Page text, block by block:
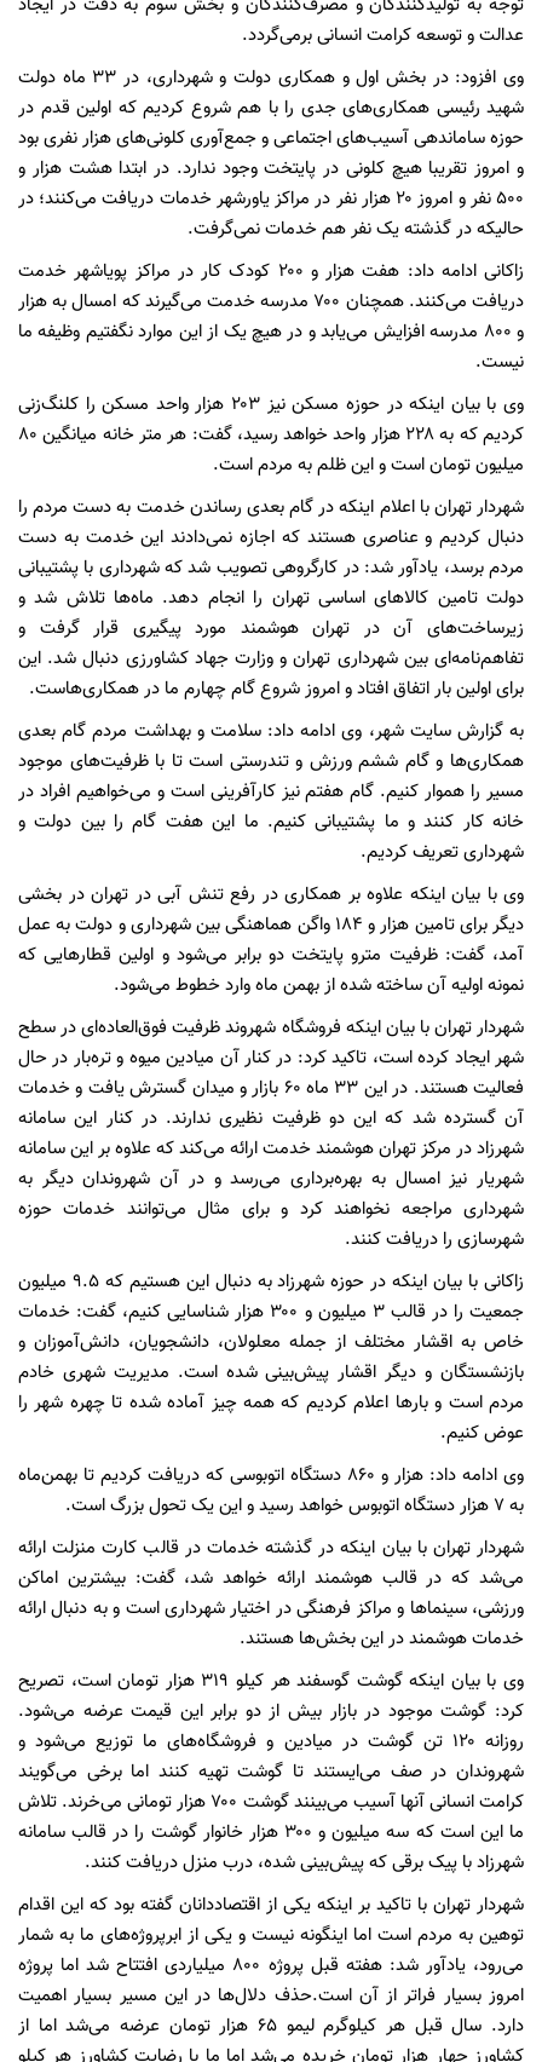
توجه به تولیدکنندگان و مصرف‌کنندگان و بخش سوم به دقت در ایجاد
عدالت و توسعه کرامت انسانی برمی‌گردد.
وی افزود: در بخش اول و همکاری دولت و شهرداری، در ۳۳ ماه دولت
شهید رئیسی همکاری‌های جدی را با هم شروع کردیم که اولین قدم در
حوزه ساماندهی آسیب‌های اجتماعی و جمع‌آوری کلونی‌های هزار نفری بود
و امروز تقریبا هیچ کلونی در پایتخت وجود ندارد. در ابتدا هشت هزار و
۵۰۰ نفر و امروز ۲۰ هزار نفر در مراکز یاورشهر خدمات دریافت می‌کنند؛ در
حالیکه در گذشته یک نفر هم خدمات نمی‌گرفت.
زاکانی ادامه داد: هفت هزار و ۲۰۰ کودک کار در مراکز پویاشهر خدمت
دریافت می‌کنند. همچنان ۷۰۰ مدرسه خدمت می‌گیرند که امسال به هزار
و ۸۰۰ مدرسه افزایش می‌یابد و در هیچ یک از این موارد نگفتیم وظیفه ما
نیست.
وی با بیان اینکه در حوزه مسکن نیز ۲۰۳ هزار واحد مسکن را کلنگ‌زنی
کردیم که به ۲۲۸ هزار واحد خواهد رسید، گفت: هر متر خانه میانگین ۸۰
میلیون تومان است و این ظلم به مردم است.
شهردار تهران با اعلام اینکه در گام بعدی رساندن خدمت به دست مردم را
دنبال کردیم و عناصری هستند که اجازه نمی‌دادند این خدمت به دست
مردم برسد، یادآور شد: در کارگروهی تصویب شد که شهرداری با پشتیبانی
دولت تامین کالاهای اساسی تهران را انجام دهد. ماه‌ها تلاش شد و
زیرساخت‌های آن در تهران هوشمند مورد پیگیری قرار گرفت و
تفاهم‌نامه‌ای بین شهرداری تهران و وزارت جهاد کشاورزی دنبال شد. این
برای اولین بار اتفاق افتاد و امروز شروع گام چهارم ما در همکاری‌هاست.
به گزارش سایت شهر، وی ادامه داد: سلامت و بهداشت مردم گام بعدی
همکاری‌ها و گام ششم ورزش و تندرستی است تا با ظرفیت‌های موجود
مسیر را هموار کنیم. گام هفتم نیز کارآفرینی است و می‌خواهیم افراد در
خانه کار کنند و ما پشتیبانی کنیم. ما این هفت گام را بین دولت و
شهرداری تعریف کردیم.
وی با بیان اینکه علاوه بر همکاری در رفع تنش آبی در تهران در بخشی
دیگر برای تامین هزار و ۱۸۴ واگن هماهنگی بین شهرداری و دولت به عمل
آمد، گفت: ظرفیت مترو پایتخت دو برابر می‌شود و اولین قطارهایی که
نمونه اولیه آن ساخته شده از بهمن ماه وارد خطوط می‌شود.
شهردار تهران با بیان اینکه فروشگاه شهروند ظرفیت فوق‌العاده‌ای در سطح
شهر ایجاد کرده است، تاکید کرد: در کنار آن میادین میوه و تره‌بار در حال
فعالیت هستند. در این ۳۳ ماه ۶۰ بازار و میدان گسترش یافت و خدمات
آن گسترده شد که این دو ظرفیت نظیری ندارند. در کنار این سامانه
شهرزاد در مرکز تهران هوشمند خدمت ارائه می‌کند که علاوه بر این سامانه
شهریار نیز امسال به بهره‌برداری می‌رسد و در آن شهروندان دیگر به
شهرداری مراجعه نخواهند کرد و برای مثال می‌توانند خدمات حوزه
شهرسازی را دریافت کنند.
زاکانی با بیان اینکه در حوزه شهرزاد به دنبال این هستیم که ۹.۵ میلیون
جمعیت را در قالب ۳ میلیون و ۳۰۰ هزار شناسایی کنیم، گفت: خدمات
خاص به اقشار مختلف از جمله معلولان، دانشجویان، دانش‌آموزان و
بازنشستگان و دیگر اقشار پیش‌بینی شده است. مدیریت شهری خادم
مردم است و بارها اعلام کردیم که همه چیز آماده شده تا چهره شهر را
عوض کنیم.
وی ادامه داد: هزار و ۸۶۰ دستگاه اتوبوسی که دریافت کردیم تا بهمن‌ماه
به ۷ هزار دستگاه اتوبوس خواهد رسید و این یک تحول بزرگ است.‌
شهردار تهران با بیان اینکه در گذشته خدمات در قالب کارت منزلت ارائه
می‌شد که در قالب هوشمند ارائه خواهد شد، گفت: بیشترین اماکن
ورزشی، سینماها و مراکز فرهنگی در اختیار شهرداری است و به دنبال ارائه
خدمات هوشمند در این بخش‌ها هستند.
وی با بیان اینکه گوشت گوسفند هر کیلو ۳۱۹ هزار تومان است، تصریح
کرد: گوشت موجود در بازار بیش از دو برابر این قیمت عرضه می‌شود.
روزانه ۱۲۰ تن گوشت در میادین و فروشگاه‌های ما توزیع می‌شود و
شهروندان در صف می‌ایستند تا گوشت تهیه کنند اما برخی می‌گویند
کرامت انسانی آنها آسیب می‌بینند گوشت ۷۰۰ هزار تومانی می‌خرند. تلاش
ما این است که سه میلیون و ۳۰۰ هزار خانوار گوشت را در قالب سامانه
شهرزاد با پیک برقی که پیش‌بینی شده، درب منزل دریافت کنند.
شهردار تهران با تاکید بر اینکه یکی از اقتصاددانان گفته بود که این اقدام
توهین به مردم است اما اینگونه نیست و یکی از ابرپروژه‌های ما به شمار
می‌رود، یادآور شد: هفته قبل پروژه ۸۰۰ میلیاردی افتتاح شد اما پروژه
امروز بسیار فراتر از آن است.حذف دلال‌ها در این مسیر بسیار اهمیت
دارد. سال قبل هر کیلوگرم لیمو ۶۵ هزار تومان عرضه می‌شد اما از